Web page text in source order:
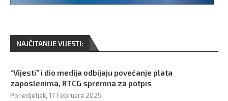
NAJČITANIJE VIJESTI:
“Vijesti” i dio medija odbijaju povećanje plata
zaposlenima, RTCG spremna za potpis
Ponedjeljak, 17 Februara 2025,